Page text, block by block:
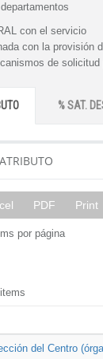
con el servicio
con la provisión
de
% SAT.
PDF Print
por página
del Centro